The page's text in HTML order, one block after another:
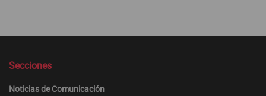
Secciones
Noticias de Comunicación